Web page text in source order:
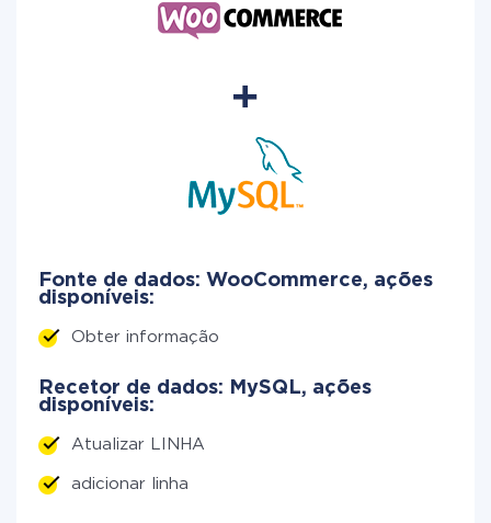
Fonte de dados: WooCommerce, ações
disponíveis:
Obter informação
Recetor de dados: MySQL, ações
disponíveis:
Atualizar LINHA
adicionar linha